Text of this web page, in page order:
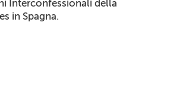
Interconfessionali della
in Spagna.